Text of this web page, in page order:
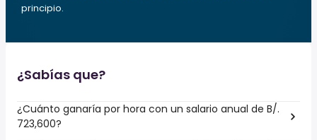
principio.
¿Sabías que?
¿Cuánto ganaría por hora con un salario anual de B/.
723,600?